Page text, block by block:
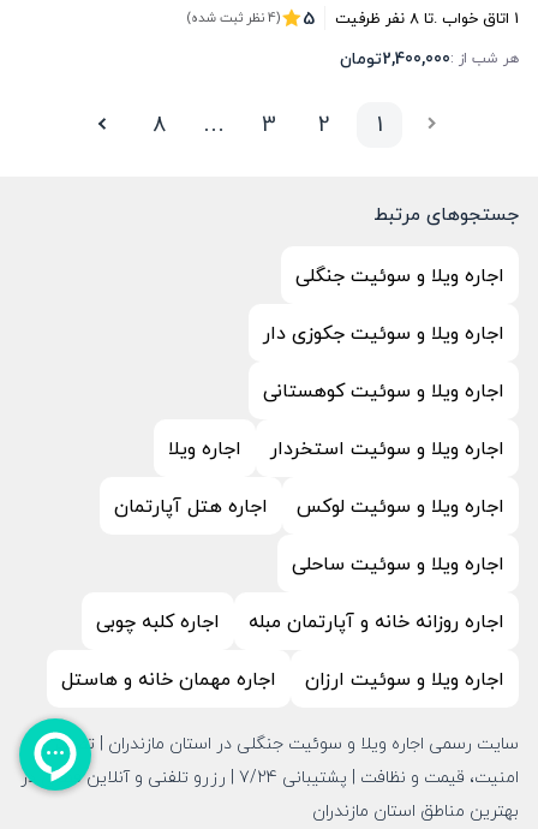
1 اتاق خواب .تا8نفر ظرفیت 5 (4 نظر ثبت شده)
هر شب از :2,400,000تومان
1
2
3
…
8
جستجوهای مرتبط
اجاره ویلا و سوئیت جنگلی
اجاره ویلا و سوئیت جکوزی دار
اجاره ویلا و سوئیت کوهستانی
اجاره ویلا و سوئیت استخردار
اجاره ویلا
اجاره ویلا و سوئیت لوکس
اجاره هتل آپارتمان
اجاره ویلا و سوئیت ساحلی
اجاره روزانه خانه و آپارتمان مبله
اجاره کلبه چوبی
اجاره ویلا و سوئیت ارزان
اجاره مهمان خانه و هاستل
سایت رسمی اجاره ویلا و سوئیت جنگلی در استان مازندران | تضمین
امنیت، قیمت و نظافت | پشتیبانی 7/24 | رزرو تلفنی و آنلاین قطعی در
بهترین مناطق استان مازندران